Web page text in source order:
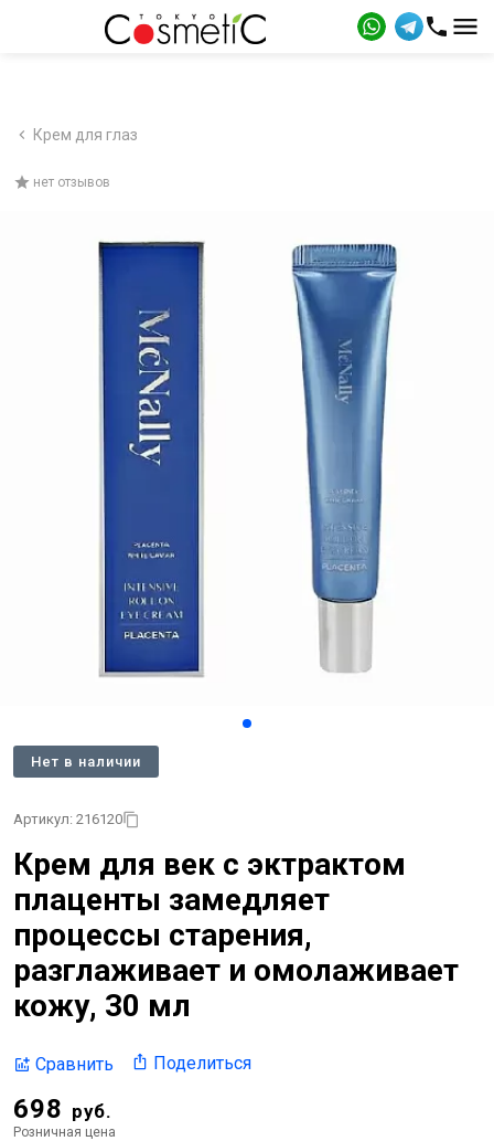
Крем для глаз
нет отзывов
Нет в наличии
Артикул: 216120
Крем для век с эктрактом
плаценты замедляет
процессы старения,
разглаживает и омолаживает
кожу, 30 мл
Сравнить Поделиться
698 руб.
Розничная цена